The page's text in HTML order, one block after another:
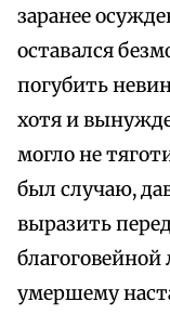
заранее
оставался
погубить
хотя и
могло не
был случаю,
выразить
умершему